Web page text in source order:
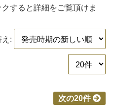
すると詳細をご覧頂けま
え:
次の20件